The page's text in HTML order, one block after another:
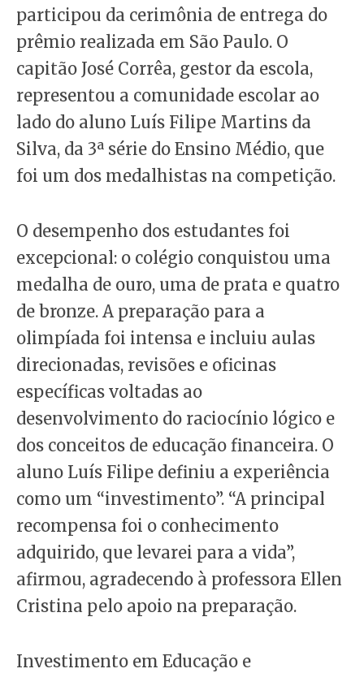
participou da cerimônia de entrega do
prêmio realizada em São Paulo. O
capitão José Corrêa, gestor da escola,
representou a comunidade escolar ao
lado do aluno Luís Filipe Martins da
Silva, da 3ª série do Ensino Médio, que
foi um dos medalhistas na competição.
O desempenho dos estudantes foi
excepcional: o colégio conquistou uma
medalha de ouro, uma de prata e quatro
de bronze. A preparação para a
olimpíada foi intensa e incluiu aulas
direcionadas, revisões e oficinas
específicas voltadas ao
desenvolvimento do raciocínio lógico e
dos conceitos de educação financeira. O
aluno Luís Filipe definiu a experiência
como um “investimento”. “A principal
recompensa foi o conhecimento
adquirido, que levarei para a vida”,
afirmou, agradecendo à professora Ellen
Cristina pelo apoio na preparação.
Investimento em Educação e